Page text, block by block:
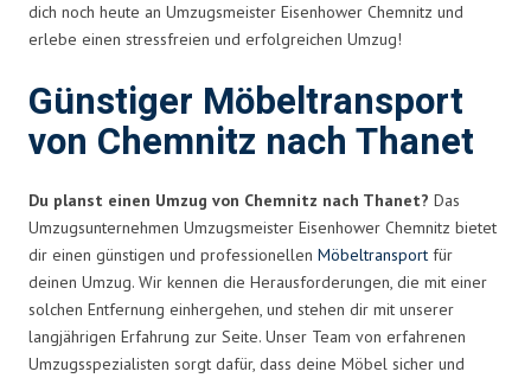
dich noch heute an Umzugsmeister Eisenhower Chemnitz und
erlebe einen stressfreien und erfolgreichen Umzug!
Günstiger Möbeltransport
von Chemnitz nach Thanet
Du planst einen Umzug von Chemnitz nach Thanet? Das
Umzugsunternehmen Umzugsmeister Eisenhower Chemnitz bietet
dir einen günstigen und professionellen Möbeltransport für
deinen Umzug. Wir kennen die Herausforderungen, die mit einer
solchen Entfernung einhergehen, und stehen dir mit unserer
langjährigen Erfahrung zur Seite. Unser Team von erfahrenen
Umzugsspezialisten sorgt dafür, dass deine Möbel sicher und